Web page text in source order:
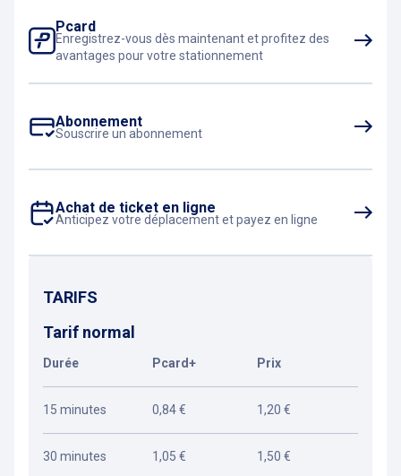
Pcard
Enregistrez-vous dès maintenant et profitez des
avantages pour votre stationnement
Abonnement
Souscrire un abonnement
Achat de ticket en ligne
Anticipez votre déplacement et payez en ligne
TARIFS
Tarif normal
Durée Pcard+ Prix
15 minutes 0,84 € 1,20 €
30 minutes 1,05 € 1,50 €